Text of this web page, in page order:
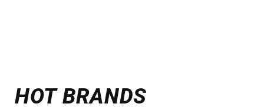
HOT BRANDS